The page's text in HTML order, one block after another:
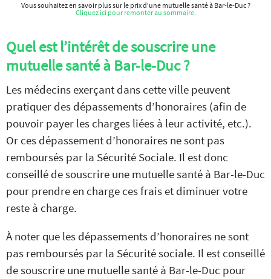
Vous souhaitez en savoir plus sur le prix d'une mutuelle santé à Bar-le-Duc ?
Cliquez ici pour remonter au sommaire.
Quel est l’intérêt de souscrire une
mutuelle santé à Bar-le-Duc ?
Les médecins exerçant dans cette ville peuvent
pratiquer des dépassements d’honoraires (afin de
pouvoir payer les charges liées à leur activité, etc.).
Or ces dépassement d’honoraires ne sont pas
remboursés par la Sécurité Sociale. Il est donc
conseillé de souscrire une mutuelle santé à Bar-le-Duc
pour prendre en charge ces frais et diminuer votre
reste à charge.
À noter que les dépassements d’honoraires ne sont
pas remboursés par la Sécurité sociale. Il est conseillé
de souscrire une mutuelle santé à Bar-le-Duc pour